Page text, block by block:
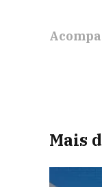
Mais